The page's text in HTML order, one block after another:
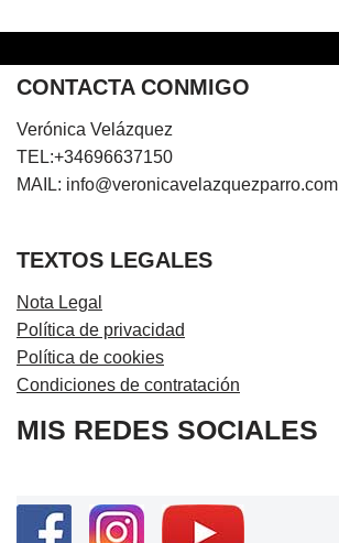
CONTACTA CONMIGO
Verónica Velázquez
TEL:+34696637150
MAIL: info@veronicavelazquezparro.com
TEXTOS LEGALES
Nota Legal
Política de privacidad
Política de cookies
Condiciones de contratación
MIS REDES SOCIALES